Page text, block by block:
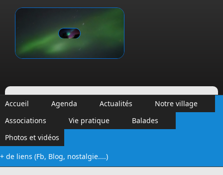
Vinalmont
Accueil Agenda Actualités
Notre village
Associations
Vie pratique
Balades
Photos et vidéos
+ de liens (Fb, Blog, nostalgie....)